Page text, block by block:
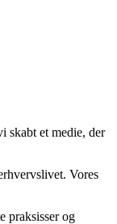
skabt et medie, der
Vores
praksisser og